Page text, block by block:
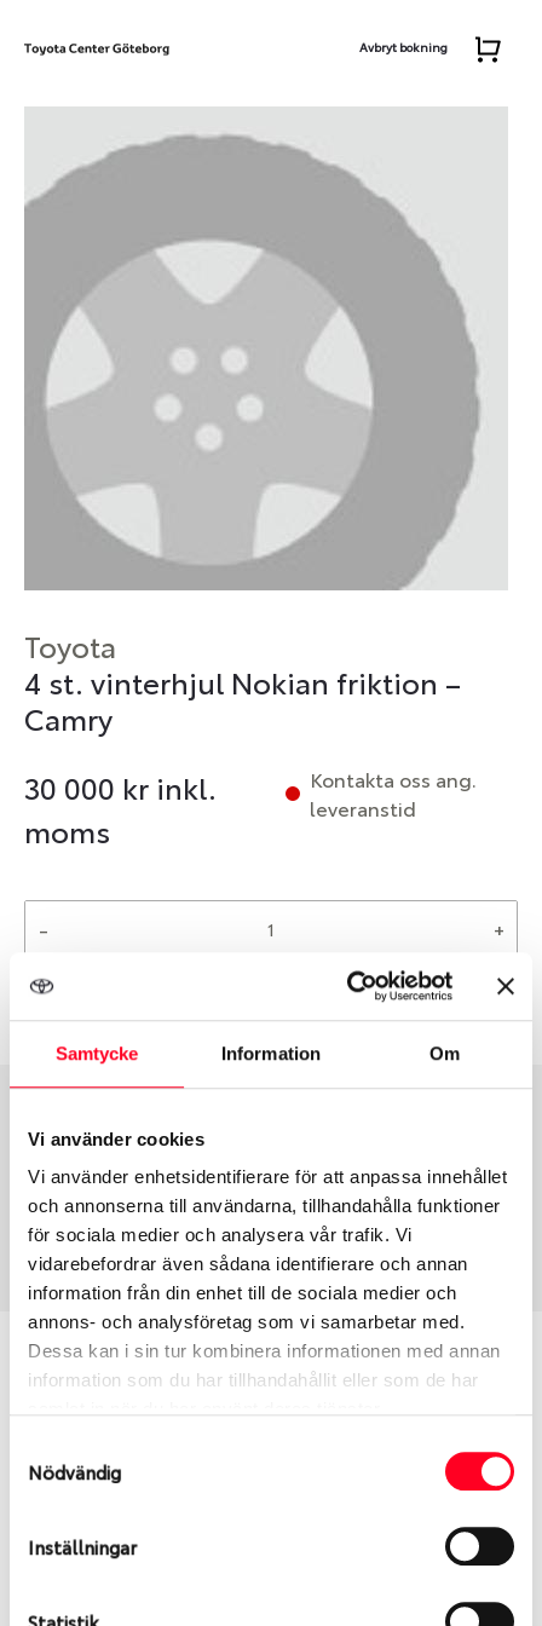
Samtycke Information Om
Vi använder cookies
Vi använder enhetsidentifierare för att anpassa innehållet
och annonserna till användarna, tillhandahålla funktioner
för sociala medier och analysera vår trafik. Vi
vidarebefordrar även sådana identifierare och annan
information från din enhet till de sociala medier och
annons- och analysföretag som vi samarbetar med.
Dessa kan i sin tur kombinera informationen med annan
information som du har tillhandahållit eller som de har
Nödvändig
Inställningar
Avbryt bokning
Toyota
4 st. vinterhjul Nokian friktion –
Camry
30 000 kr inkl.
moms
Kontakta oss ang.
leveranstid
- +
Typ
Toyota Original – Däck &
Fälg
Aspect ratio
45
Art nummer
9687
Vill du veta mer om Toyota
original?
Uppdatera text här (Wheel detail page extra info
under Site/Page settings)